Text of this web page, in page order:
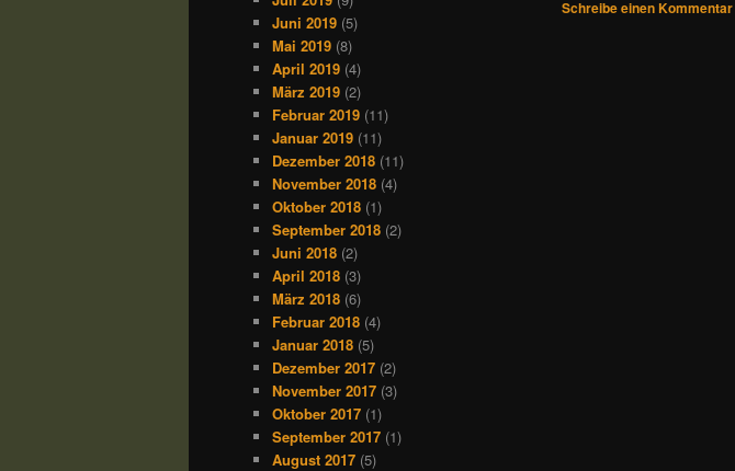
Schreibe einen Kommentar
Juni 2019 (5)
Mai 2019 (8)
April 2019 (4)
März 2019 (2)
Februar 2019 (11)
Januar 2019 (11)
Dezember 2018 (11)
November 2018 (4)
Oktober 2018 (1)
September 2018 (2)
Juni 2018 (2)
April 2018 (3)
März 2018 (6)
Februar 2018 (4)
Januar 2018 (5)
Dezember 2017 (2)
November 2017 (3)
Oktober 2017 (1)
September 2017 (1)
August 2017 (5)